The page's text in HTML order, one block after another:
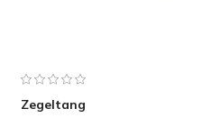
Zegeltang